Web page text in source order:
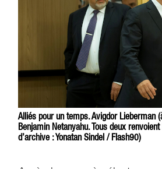
Alliés pour un temps. Avigdor Lieberman
Benjamin Netanyahu. Tous deux
d’archive : Yonatan Sindel / Flash90)